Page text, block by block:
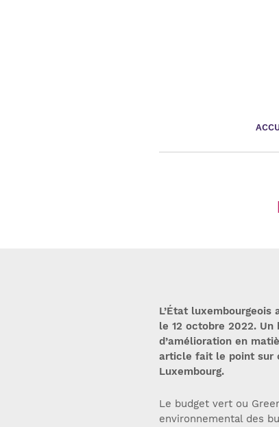
L’État
le 12 octobre 2022.
d’amélioration en
article fait le point sur
Luxembourg.
Le budget vert ou
environnemental des